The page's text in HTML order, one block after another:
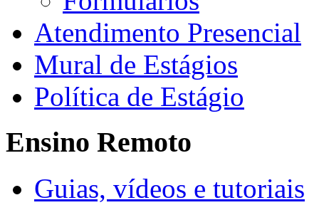
Atendimento Presencial
Mural de Estágios
Política de Estágio
Ensino Remoto
Guias, vídeos e tutoriais